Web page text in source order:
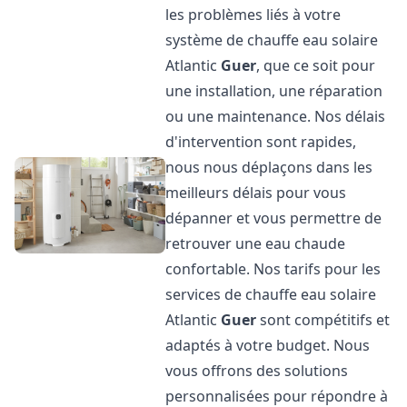
les problèmes liés à votre
système de chauffe eau solaire
Atlantic Guer, que ce soit pour
une installation, une réparation
ou une maintenance. Nos délais
d'intervention sont rapides,
nous nous déplaçons dans les
meilleurs délais pour vous
dépanner et vous permettre de
retrouver une eau chaude
confortable. Nos tarifs pour les
services de chauffe eau solaire
Atlantic Guersont compétitifs et
adaptés à votre budget. Nous
vous offrons des solutions
personnalisées pour répondre à